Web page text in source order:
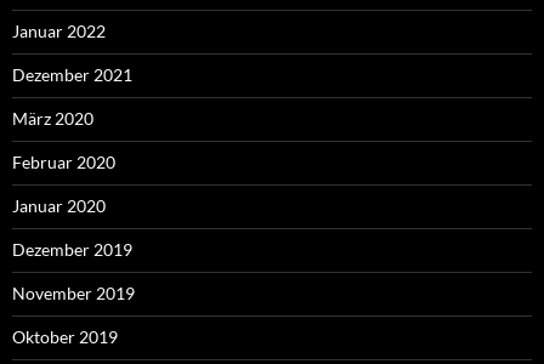
Januar 2022
Dezember 2021
März 2020
Februar 2020
Januar 2020
Dezember 2019
November 2019
Oktober 2019